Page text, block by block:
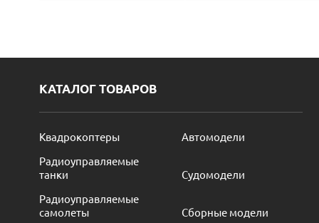
КАТАЛОГ ТОВАРОВ
Квадрокоптеры
Автомодели
Радиоуправляемые
танки
Судомодели
Радиоуправляемые
самолеты
Сборные модели